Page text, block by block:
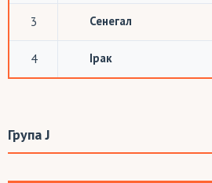
3 Сенегал
4 Ірак
Група J